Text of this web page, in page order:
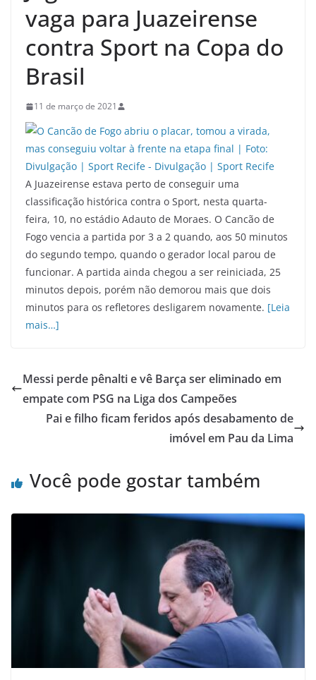
vaga para Juazeirense
contra Sport na Copa do
Brasil
11 de março de 2021
A Juazeirense estava perto de conseguir uma
classificação histórica contra o Sport, nesta quarta-
feira, 10, no estádio Adauto de Moraes. O Cancão de
Fogo vencia a partida por 3 a 2 quando, aos 50 minutos
do segundo tempo, quando o gerador local parou de
funcionar. A partida ainda chegou a ser reiniciada, 25
minutos depois, porém não demorou mais que dois
minutos para os refletores desligarem novamente. [Leia
mais…]
Messi perde pênalti e vê Barça ser eliminado em
empate com PSG na Liga dos Campeões
Pai e filho ficam feridos após desabamento de
imóvel em Pau da Lima
Você pode gostar também